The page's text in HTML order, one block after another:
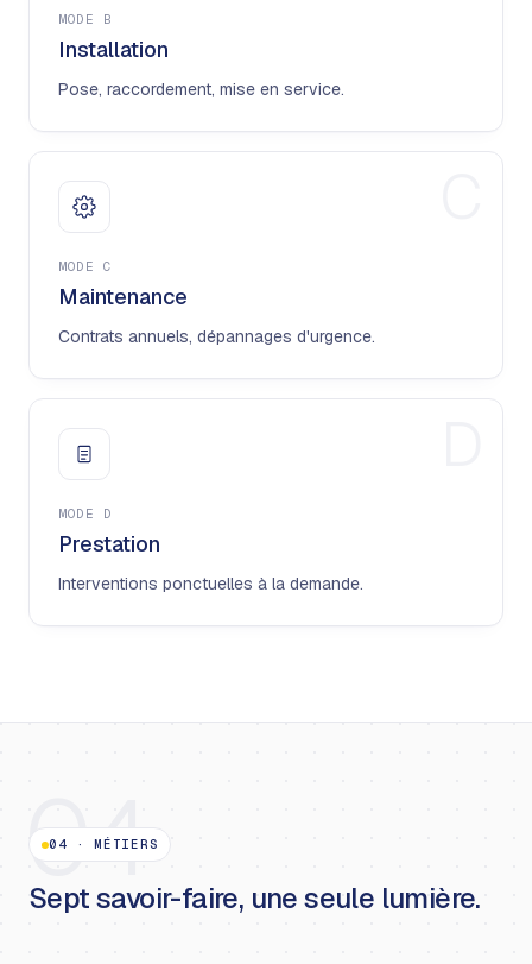
MODE B
Installation
Pose, raccordement, mise en service.
MODE C
Maintenance
Contrats annuels, dépannages d'urgence.
MODE D
Prestation
Interventions ponctuelles à la demande.
04
04 ·MÉTIERS
Sept savoir-faire, une seule lumière.